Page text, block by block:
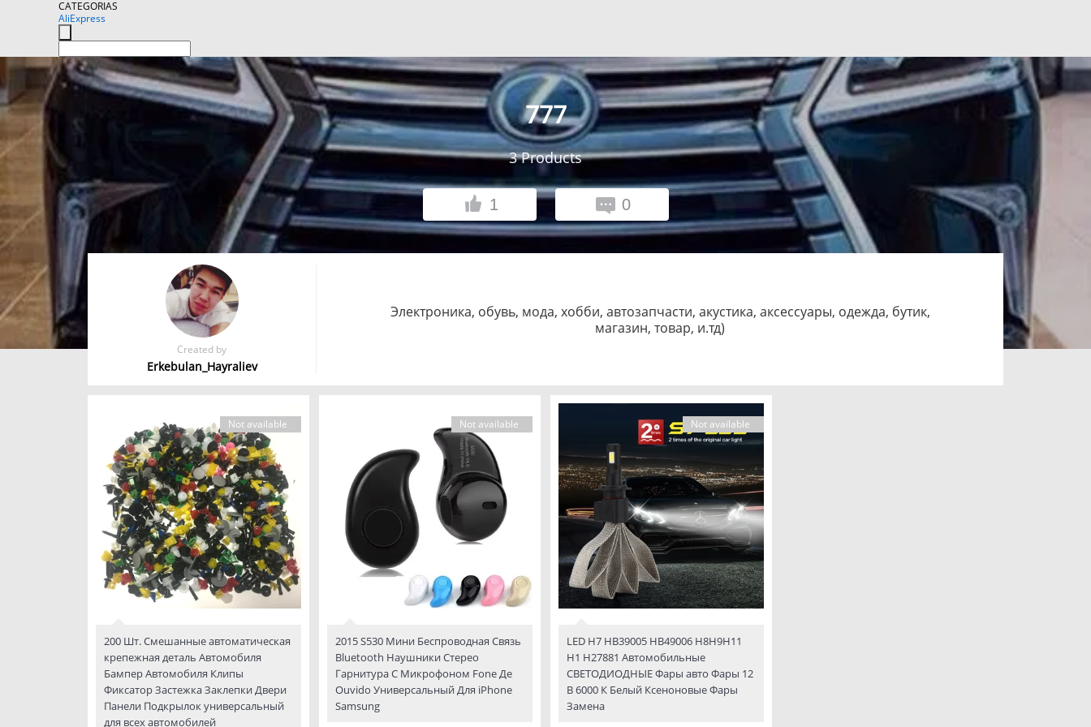
CATEGORIAS
AliExpress
777
3Products
1 0
Created by
Erkebulan_Hayraliev
Электроника, обувь, мода, хобби, автозапчасти, акустика, аксессуары, одежда, бутик,
магазин, товар, и.тд)
Not available
200 Шт. Смешанные автоматическая
крепежная деталь Автомобиля
Бампер Автомобиля Клипы
Фиксатор Застежка Заклепки Двери
Панели Подкрылок универсальный
для всех автомобилей
Not available
2015 S530 Мини Беспроводная Связь
Bluetooth Наушники Стерео
Гарнитура С Микрофоном Fone Де
Ouvido Универсальный Для iPhone
Samsung
Not available
LED H7 HB39005 HB49006 H8H9H11
H1 H27881 Автомобильные
СВЕТОДИОДНЫЕ Фары авто Фары 12
В 6000 К Белый Ксеноновые Фары
Замена